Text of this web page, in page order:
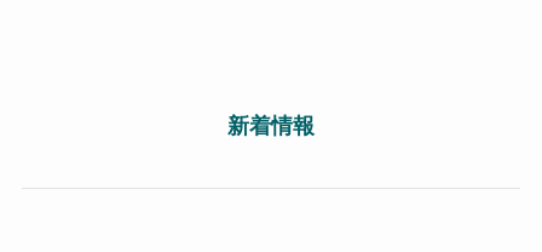
新着情報